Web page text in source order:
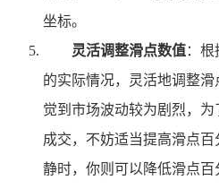
坐标。
灵活调整滑点数值：
的实际情况，灵活地调整
觉到市场波动较为剧烈，
成交，不妨适当提高滑点
静时，你则可以降低滑点